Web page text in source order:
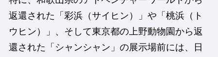
返還された「彩浜（サイヒン）」や「桃浜（ト
ウヒン）」、そして東京都の上野動物園から返
還された「シャンシャン」の展示場前には、日